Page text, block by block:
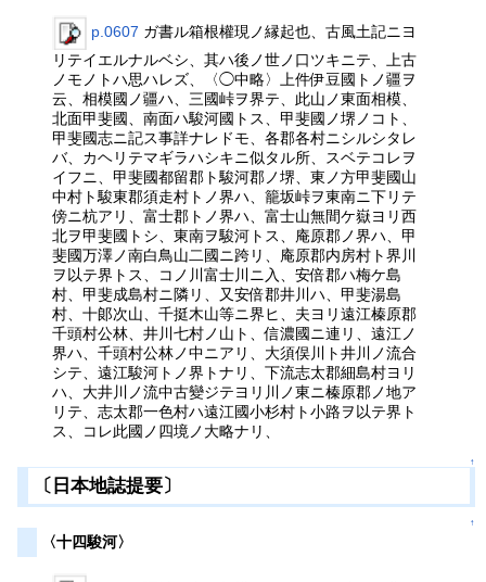
p.0607 ガ書ル箱根權現ノ縁起也、古風土記ニヨ
リテイエルナルベシ、其ハ後ノ世ノ口ツキニテ、上古
ノモノトハ思ハレズ、〈◯中略〉上件伊豆國トノ疆ヲ
云、相模國ノ疆ハ、三國峠ヲ界テ、此山ノ東面相模、
北面甲斐國、南面ハ駿河國トス、甲斐國ノ堺ノコト、
甲斐國志ニ記ス事詳ナレドモ、各郡各村ニシルシタレ
バ、カヘリテマギラハシキニ似タル所、スベテコレヲ
イフニ、甲斐國都留郡ト駿河郡ノ堺、東ノ方甲斐國山
中村ト駿東郡須走村トノ界ハ、籠坂峠ヲ東南ニ下リテ
傍ニ杭アリ、富士郡トノ界ハ、富士山無間ケ嶽ヨリ西
北ヲ甲斐國トシ、東南ヲ駿河トス、庵原郡ノ界ハ、甲
斐國万澤ノ南白鳥山二國ニ跨リ、庵原郡内房村ト界川
ヲ以テ界トス、コノ川富士川ニ入、安倍郡ハ梅ケ島
村、甲斐成島村ニ隣リ、又安倍郡井川ハ、甲斐湯島
村、十郞次山、千挺木山等ニ界ヒ、夫ヨリ遠江榛原郡
千頭村公林、井川七村ノ山ト、信濃國ニ連リ、遠江ノ
界ハ、千頭村公林ノ中ニアリ、大須俣川ト井川ノ流合
シテ、遠江駿河トノ界トナリ、下流志太郡細島村ヨリ
ハ、大井川ノ流中古變ジテヨリ川ノ東ニ榛原郡ノ地ア
リテ、志太郡一色村ハ遠江國小杉村ト小路ヲ以テ界ト
ス、コレ此國ノ四境ノ大略ナリ、
↑
〔日本地誌提要〕
↑
〈十四駿河〉